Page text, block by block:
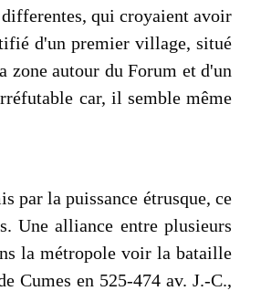
qui croyaient avoir
d'un premier village, situé
zone autour du Forum et d'un
car, il semble même
par la puissance étrusque, ce
Une alliance entre plusieurs
la métropole voir la bataille
Cumes en 525-474 av. J.-C.,